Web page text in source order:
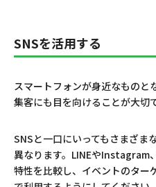
SNSを活用する
スマートフォンが身近なものと
集客にも目を向けることが大切で
SNSと一口にいってもさまざま
異なります。LINEや
特性を比較し、イベントのター